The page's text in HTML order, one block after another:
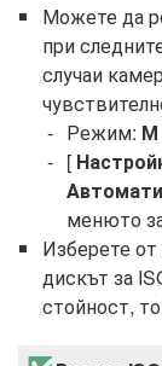
Можете да
при
случаи
Режим: М
[
менюто
Изберете
дискът за
стойност,